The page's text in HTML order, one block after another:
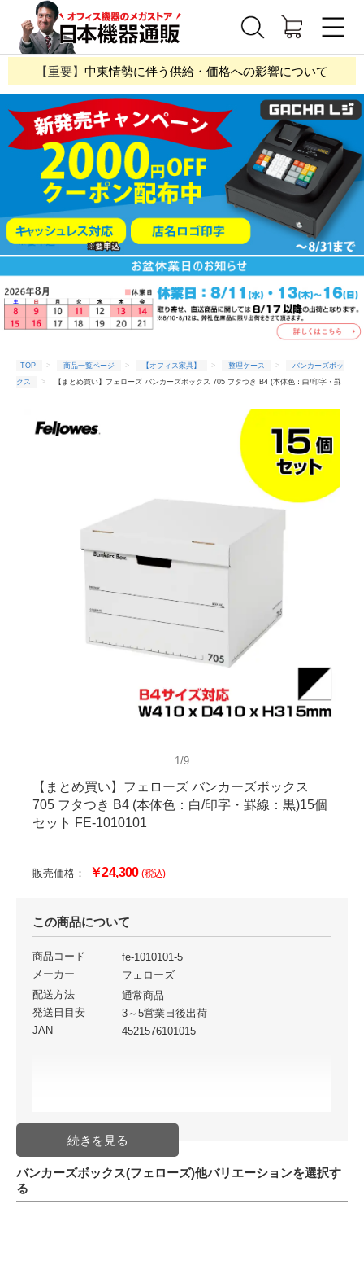
【重要】 中東情勢に伴う供給・価格への影響について
TOP 商品一覧ページ 【オフィス家具】 整理ケース
バンカーズボッ
クス
【まとめ買い】フェローズ バンカーズボックス 705 フタつき B4 (本体色：白/印字・罫
1/9
【まとめ買い】フェローズ バンカーズボックス
705 フタつき B4 (本体色：白/印字・罫線：黒)15個
セット FE-1010101
販売価格： ￥24,300(税込)
この商品について
商品コード
fe-1010101-5
メーカー
フェローズ
配送方法
通常商品
発送日目安
3～5営業日後出荷
JAN
4521576101015
バンカーズボックス(フェローズ)他バリエーションを選択す
る